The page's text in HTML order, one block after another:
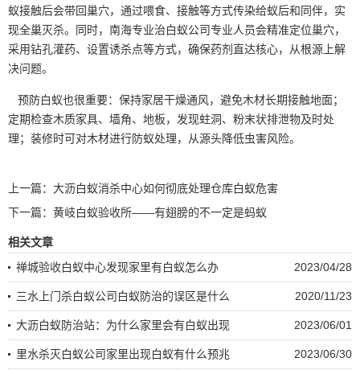
蚁接触后会带回巢穴，通过喂食、接触等方式传染给蚁后和同伴，实
现全巢灭杀。同时，南海专业治白蚁公司专业人员会精准定位巢穴，
采用钻孔灌药、设置诱杀点等方式，确保药剂直达核心，从根源上解
决问题。
预防白蚁也很重要：保持家居干燥通风，避免木材长期接触地面；
定期检查木质家具、墙角、地板，发现蛀洞、粉末状排泄物及时处
理；装修时可对木材进行防蚁处理，从源头降低虫害风险。
上一篇： 大沥白蚁消杀中心如何彻底处理仓库白蚁危害
下一篇： 黄岐白蚁验收所——有翅膀的不一定是蚂蚁
相关文章
2023/04/28
禅城验收白蚁中心发现家里有白蚁怎么办
2020/11/23
三水上门杀白蚁公司白蚁防治的误区是什么
2023/06/01
大沥白蚁防治站：为什么家里会有白蚁出现
2023/06/30
里水杀灭白蚁公司家里出现白蚁有什么预兆